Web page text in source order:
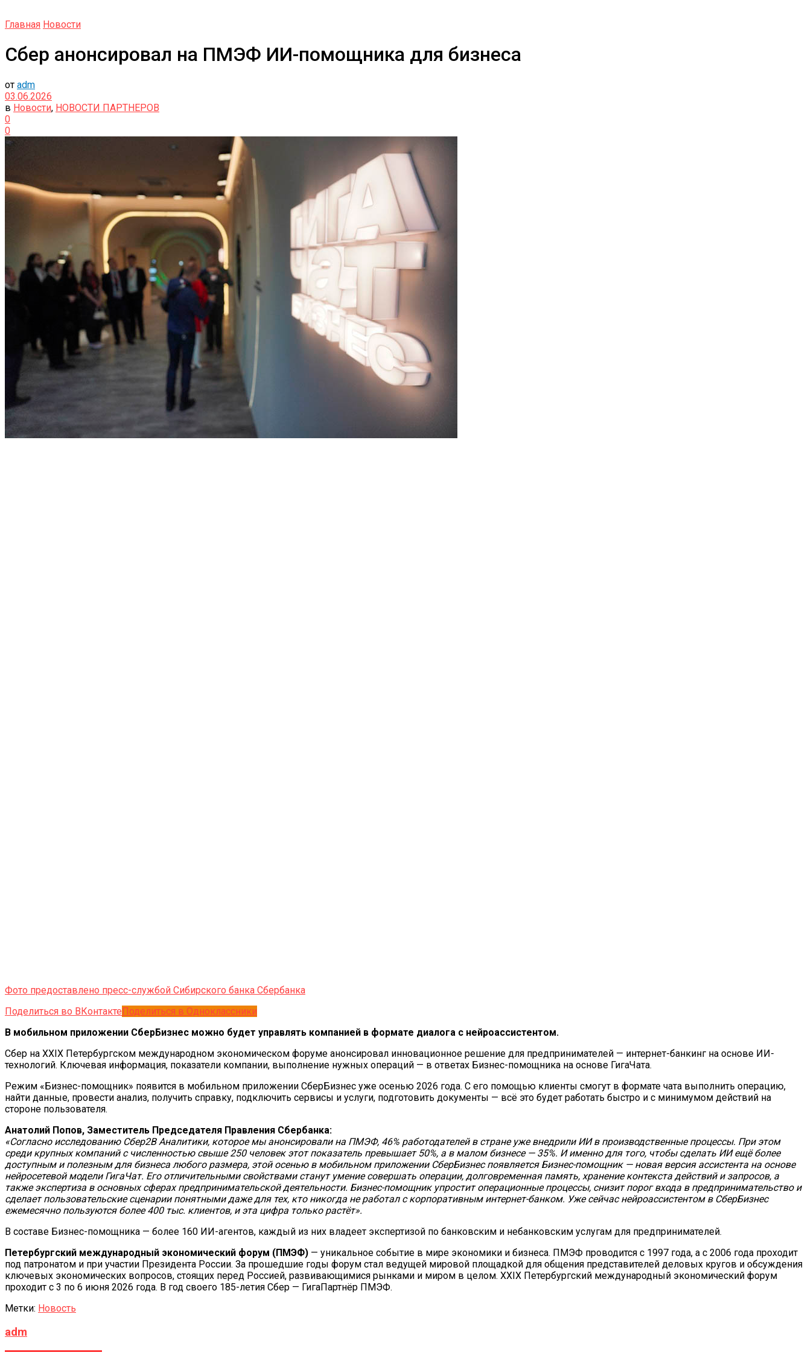
Главная Новости
Сбер анонсировал на ПМЭФ ИИ-помощника для бизнеса
от adm
03.06.2026
в Новости, НОВОСТИ ПАРТНЕРОВ
0
0
Фото предоставлено пресс-службой Сибирского банка Сбербанка
Поделиться во ВКонтакте Поделиться в Одноклассники
В мобильном приложении СберБизнес можно будет управлять компанией в формате диалога с нейроассистентом.
Сбер на XXIX Петербургском международном экономическом форуме анонсировал инновационное решение для предпринимателей — интернет-банкинг на основе ИИ-
технологий. Ключевая информация, показатели компании, выполнение нужных операций — в ответах Бизнес-помощника на основе ГигаЧата.
Режим «Бизнес-помощник» появится в мобильном приложении СберБизнес уже осенью 2026 года. С его помощью клиенты смогут в формате чата выполнить операцию,
найти данные, провести анализ, получить справку, подключить сервисы и услуги, подготовить документы — всё это будет работать быстро и с минимумом действий на
стороне пользователя.
Анатолий Попов, Заместитель Председателя Правления Сбербанка:
«Согласно исследованию Сбер2В Аналитики, которое мы анонсировали на ПМЭФ, 46% работодателей в стране уже внедрили ИИ в производственные процессы. При этом
среди крупных компаний с численностью свыше 250 человек этот показатель превышает 50%, а в малом бизнесе — 35%. И именно для того, чтобы сделать ИИ ещё более
доступным и полезным для бизнеса любого размера, этой осенью в мобильном приложении СберБизнес появляется Бизнес-помощник — новая версия ассистента на основе
нейросетевой модели ГигаЧат. Его отличительными свойствами станут умение совершать операции, долговременная память, хранение контекста действий и запросов, а
также экспертиза в основных сферах предпринимательской деятельности. Бизнес-помощник упростит операционные процессы, снизит порог входа в предпринимательство и
сделает пользовательские сценарии понятными даже для тех, кто никогда не работал с корпоративным интернет-банком. Уже сейчас нейроассистентом в СберБизнес
ежемесячно пользуются более 400 тыс. клиентов, и эта цифра только растёт».
В составе Бизнес-помощника — более 160 ИИ-агентов, каждый из них владеет экспертизой по банковским и небанковским услугам для предпринимателей.
Петербургский международный экономический форум (ПМЭФ) — уникальное событие в мире экономики и бизнеса. ПМЭФ проводится с 1997 года, а с 2006 года проходит
под патронатом и при участии Президента России. За прошедшие годы форум стал ведущей мировой площадкой для общения представителей деловых кругов и обсуждения
ключевых экономических вопросов, стоящих перед Россией, развивающимися рынками и миром в целом. XXIX Петербургский международный экономический форум
проходит с 3 по 6 июня 2026 года. В год своего 185-летия Сбер — ГигаПартнёр ПМЭФ.
Метки: Новость
adm